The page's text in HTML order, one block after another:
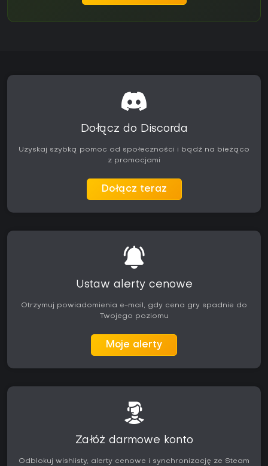
Dołącz do Discorda
Uzyskaj szybką pomoc od społeczności i bądź na bieżąco
z promocjami
Dołącz teraz
Ustaw alerty cenowe
Otrzymuj powiadomienia e-mail, gdy cena gry spadnie do
Twojego poziomu
Moje alerty
Załóż darmowe konto
Odblokuj wishlisty, alerty cenowe i synchronizację ze Steam